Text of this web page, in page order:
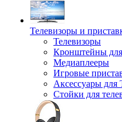
Телевизоры и
Телевизоры
Кронштейны для
Медиаплееры
Игровые
Аксессуары для
Стойки для